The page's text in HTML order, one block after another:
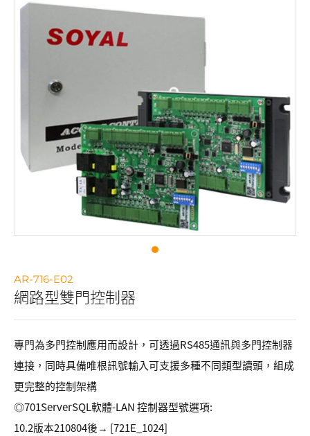
AR-716-E02
網路型雙門控制器
專門為多門控制應用而設計，可透過RS485通訊與多門控制器
連接，同時具備唯根訊號輸入可支援多種不同類型讀頭，組成
更完整的控制架構
◎701ServerSQL軟體-LAN 控制器型號選項:
10.2版本210804後→ [721E_1024]